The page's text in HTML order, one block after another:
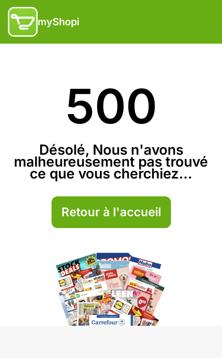
myShopi
500
Désolé, Nous n'avons
malheureusement pas trouvé
ce que vous cherchiez...
Retour à l'accueil